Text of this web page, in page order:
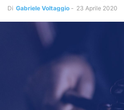
Di Gabriele Voltaggio - 23 Aprile 2020